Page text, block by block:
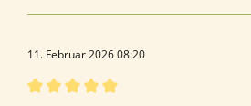
11. Februar 2026 08:20